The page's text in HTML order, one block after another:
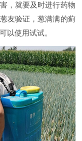
，就要及时进行药物
友验证，葱满满的蓟
以使用试试。